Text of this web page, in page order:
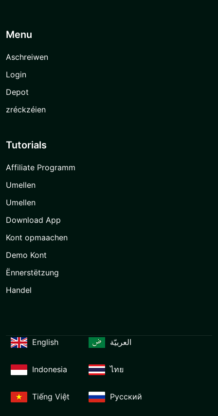
Menu
Aschreiwen
Login
Depot
zréckzéien
Tutorials
Affiliate Programm
Umellen
Umellen
Download App
Kont opmaachen
Demo Kont
Ënnerstëtzung
Handel
English العربيّة
Indonesia ไทย
Tiếng Việt Русский